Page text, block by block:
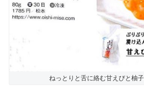
ねっとりと舌に絡む甘えびと柚